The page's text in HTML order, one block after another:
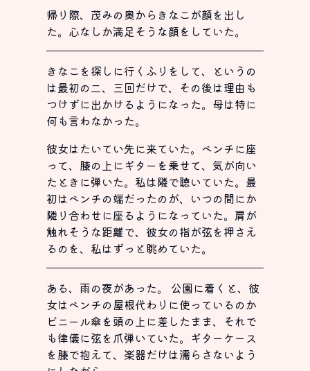
帰り際、茂みの奥からきなこが顔を出し
た。心なしか満足そうな顔をしていた。
きなこを探しに行くふりをして、というの
は最初の二、三回だけで、その後は理由も
つけずに出かけるようになった。母は特に
何も言わなかった。
彼女はたいてい先に来ていた。ベンチに座
って、膝の上にギターを乗せて、気が向い
たときに弾いた。私は隣で聴いていた。最
初はベンチの端だったのが、いつの間にか
隣り合わせに座るようになっていた。肩が
触れそうな距離で、彼女の指が弦を押さえ
るのを、私はずっと眺めていた。
ある、雨の夜があった。 公園に着くと、彼
女はベンチの屋根代わりに使っているのか
ビニール傘を頭の上に差したまま、それで
も律儀に弦を爪弾いていた。ギターケース
を膝で抱えて、楽器だけは濡らさないよう